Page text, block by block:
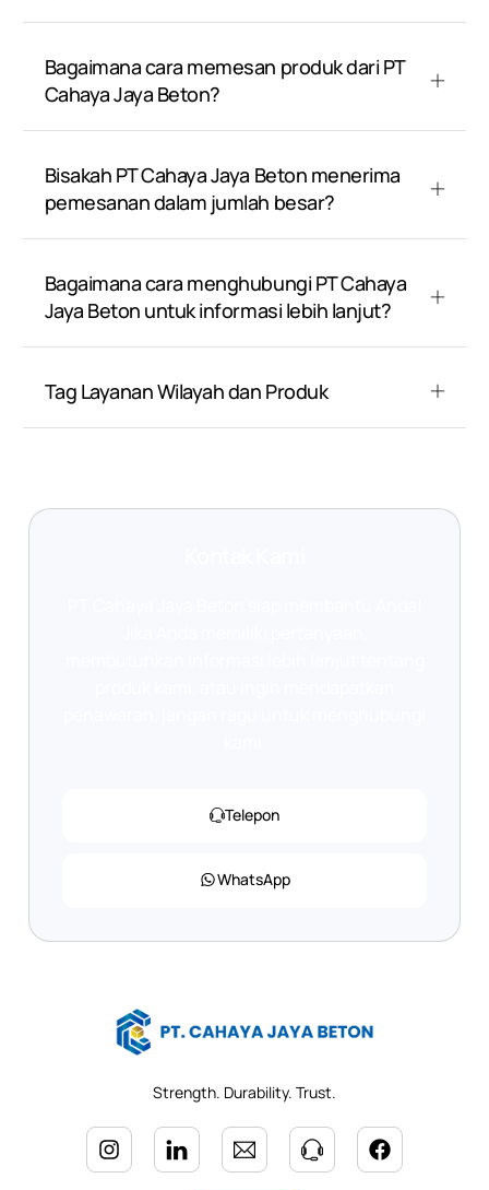
Bagaimana cara memesan produk dari PT
Cahaya Jaya Beton?
Bisakah PT Cahaya Jaya Beton menerima
pemesanan dalam jumlah besar?
Bagaimana cara menghubungi PT Cahaya
Jaya Beton untuk informasi lebih lanjut?
Tag Layanan Wilayah dan Produk
Telepon
WhatsApp
Strength. Durability. Trust.